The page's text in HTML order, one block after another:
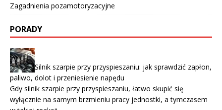
Zagadnienia pozamotoryzacyjne
PORADY
Silnik szarpie przy przyspieszaniu: jak sprawdzić zapłon,
paliwo, dolot i przeniesienie napędu
Gdy silnik szarpie przy przyspieszaniu, łatwo skupić się
wyłącznie na samym brzmieniu pracy jednostki, a tymczasem